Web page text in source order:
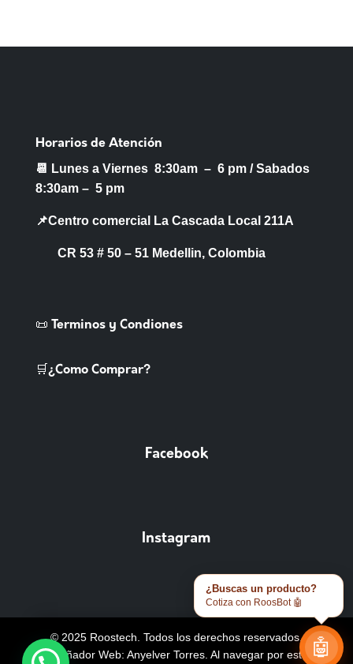
Horarios de Atención
📆 Lunes a Viernes 8:30am – 6 pm /Sabados
8:30am – 5 pm
📌Centro comercial La Cascada Local 211A
CR 53 # 50 – 51 Medellin, Colombia
📜 Terminos y Condiones
🛒¿Como Comprar?
Facebook
Instagram
© 2025 Roostech. Todos los derechos reservados.
Diseñador Web: Anyelver Torres . Al navegar por este
¿Buscas un producto?
Cotiza con RoosBot 🤖
🤖